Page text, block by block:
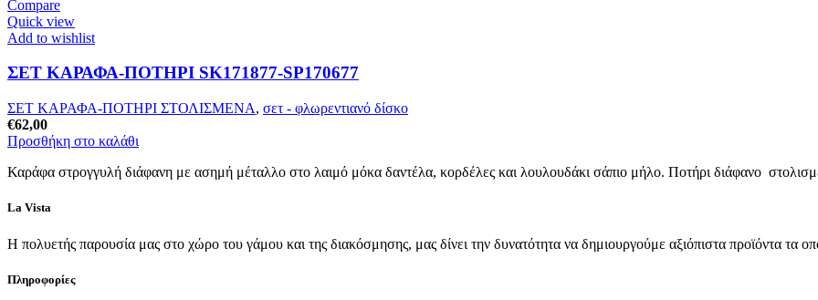
Compare
Quick view
Add to wishlist
ΣΕΤ ΚΑΡΑΦΑ-ΠΟΤΗΡΙ SK171877-SP170677
ΣΕΤ ΚΑΡΑΦΑ-ΠΟΤΗΡΙ ΣΤΟΛΙΣΜΕΝΑ, σετ - φλωρεντιανό δίσκο
€62,00
Προσθήκη στο καλάθι
Καράφα στρογγυλή διάφανη με ασημή μέταλλο στο λαιμό μόκα δαντέλα, κορδέλες και λουλουδάκι σάπιο μήλο. Ποτήρι διάφανο
La Vista
Η πολυετής παρουσία μας στο χώρο του γάμου και της διακόσμησης, μας δίνει την δυνατότητα να δημιουργούμε αξιόπιστα προϊόντα τα
Πληροφορίες